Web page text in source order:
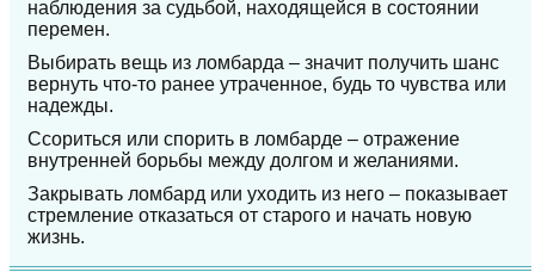
наблюдения за судьбой, находящейся в состоянии
перемен.
Выбирать вещь из ломбарда – значит получить шанс
вернуть что-то ранее утраченное, будь то чувства или
надежды.
Ссориться или спорить в ломбарде – отражение
внутренней борьбы между долгом и желаниями.
Закрывать ломбард или уходить из него – показывает
стремление отказаться от старого и начать новую
жизнь.